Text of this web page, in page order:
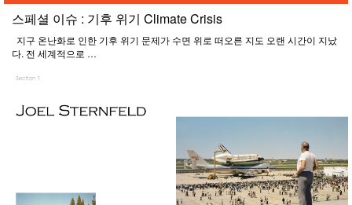
스페셜 이슈 : 기후 위기 Climate Crisis
지구 온난화로 인한 기후 위기 문제가 수면 위로 떠오른 지도 오랜 시간이 지났
다. 전 세계적으로 …